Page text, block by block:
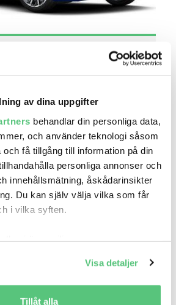
av dina uppgifter
behandlar din personliga data,
och använder teknologi såsom
få tillgång till information på din
personliga annonser och
innehållsmätning, åskådarinsikter
Du kan själv välja vilka som får
i vilka syften.
på upp till flera meter
enhet genom att aktivt skanna den
(fingeravtryck)
Visa detaljer
Tillåt alla
Explore Edt. iV Hybrid
historik
Se bil